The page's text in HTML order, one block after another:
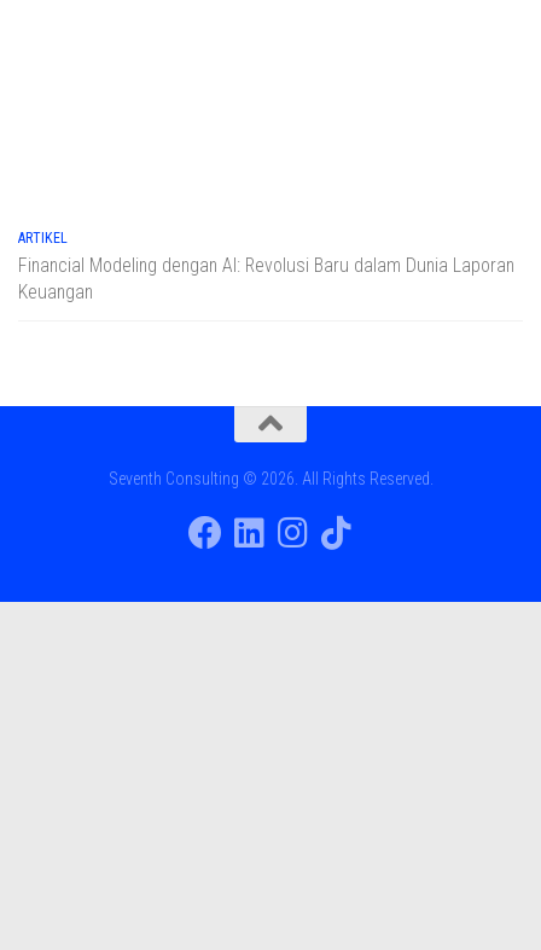
ARTIKEL
Financial Modeling dengan AI: Revolusi Baru dalam Dunia Laporan
Keuangan
Seventh Consulting © 2026. All Rights Reserved.